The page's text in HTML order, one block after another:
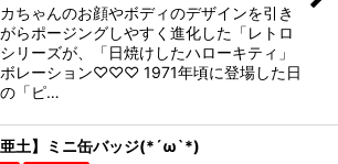
ちゃんのお顔やボディのデザインを引き
らポージングしやすく進化した「レトロ
リーズが、「日焼けしたハローキティ」
ボレーション♡♡♡ 1971年頃に登場した日
「ピ…
亜土】ミニ缶バッジ(*´ω`*)